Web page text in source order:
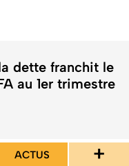
dette franchit le
au 1er trimestre
ACTUS +